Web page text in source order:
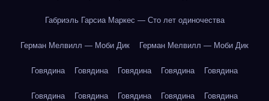
Габриэль Гарсиа Маркес — Сто лет одиночества
Герман Мелвилл — Моби Дик Герман Мелвилл — Моби Дик
Говядина Говядина Говядина Говядина Говядина
Говядина Говядина Говядина Говядина Говядина